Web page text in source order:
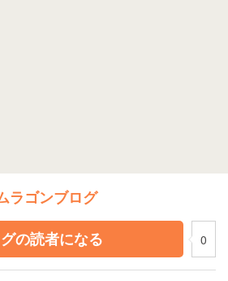
ラゴンブログ
の読者になる
0